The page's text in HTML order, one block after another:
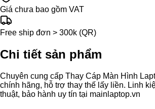
Giá chưa bao gồm VAT
Free ship đơn > 300k (QR)
Chi tiết sản phẩm
Chuyên cung cấp Thay Cáp Màn Hình
chính hãng, hỗ trợ thay thế lấy liền. Linh
thuật, bảo hành uy tín tại mainlaptop.vn